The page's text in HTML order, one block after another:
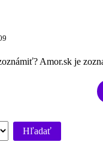
Amor.sk je
Hľadať